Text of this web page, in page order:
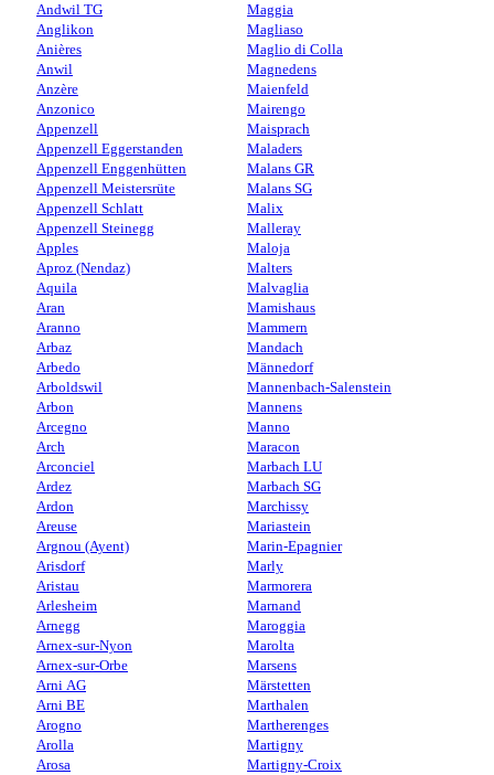
Andwil TG
Anglikon
Anières
Anwil
Anzère
Anzonico
Appenzell
Appenzell Eggerstanden
Appenzell Enggenhütten
Appenzell Meistersrüte
Appenzell Schlatt
Appenzell Steinegg
Apples
Aproz (Nendaz)
Aquila
Aran
Aranno
Arbaz
Arbedo
Arboldswil
Arbon
Arcegno
Arch
Arconciel
Ardez
Ardon
Areuse
Argnou (Ayent)
Arisdorf
Aristau
Arlesheim
Arnegg
Arnex-sur-Nyon
Arnex-sur-Orbe
Arni AG
Arni BE
Arogno
Arolla
Arosa
Maggia
Magliaso
Maglio di Colla
Magnedens
Maienfeld
Mairengo
Maisprach
Maladers
Malans GR
Malans SG
Malix
Malleray
Maloja
Malters
Malvaglia
Mamishaus
Mammern
Mandach
Männedorf
Mannenbach-Salenstein
Mannens
Manno
Maracon
Marbach LU
Marbach SG
Marchissy
Mariastein
Marin-Epagnier
Marly
Marmorera
Marnand
Maroggia
Marolta
Marsens
Märstetten
Marthalen
Martherenges
Martigny
Martigny-Croix